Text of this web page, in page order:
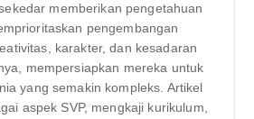
memberikan pengetahuan
pengembangan
karakter, dan kesadaran
mempersiapkan mereka untuk
yang semakin kompleks. Artikel
aspek SVP, mengkaji kurikulum,